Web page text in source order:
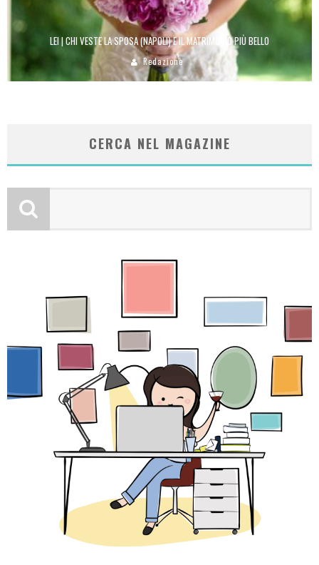
LEI | CHI VESTE LA SPOSA (NAPOLI) E IL MATRIMONIO PIÙ BELLO
Redazione
CERCA NEL MAGAZINE